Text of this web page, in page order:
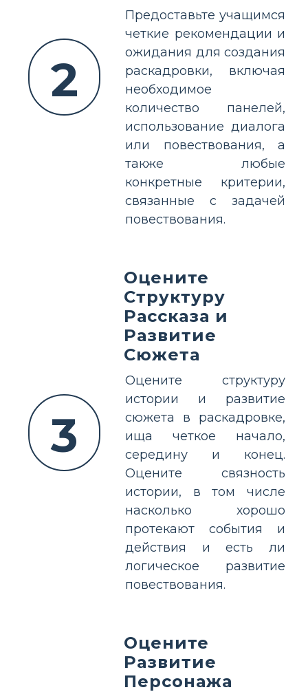
2
Предоставьте учащимся
четкие рекомендации и
ожидания для создания
раскадровки, включая
необходимое
количество панелей,
использование диалога
или повествования, а
также любые
конкретные критерии,
связанные с задачей
повествования.
3
Оцените
Структуру
Рассказа и
Развитие
Сюжета
Оцените структуру
истории и развитие
сюжета в раскадровке,
ища четкое начало,
середину и конец.
Оцените связность
истории, в том числе
насколько хорошо
протекают события и
действия и есть ли
логическое развитие
повествования.
Оцените
Развитие
Персонажа